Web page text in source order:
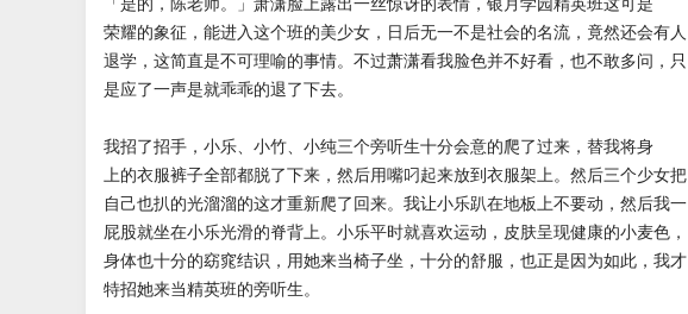
荣耀的象征，能进入这个班的美少女，日后无一不是社会的名流，竟然还会有人
退学，这简直是不可理喻的事情。不过萧潇看我脸色并不好看，也不敢多问，只
是应了一声是就乖乖的退了下去。
我招了招手，小乐、小竹、小纯三个旁听生十分会意的爬了过来，替我将身
上的衣服裤子全部都脱了下来，然后用嘴叼起来放到衣服架上。然后三个少女把
自己也扒的光溜溜的这才重新爬了回来。我让小乐趴在地板上不要动，然后我一
屁股就坐在小乐光滑的脊背上。小乐平时就喜欢运动，皮肤呈现健康的小麦色，
身体也十分的窈窕结识，用她来当椅子坐，十分的舒服，也正是因为如此，我才
特招她来当精英班的旁听生。